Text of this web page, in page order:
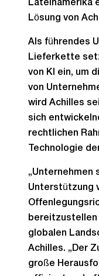
Lateinamerika
Lösung von
Als führendes
Lieferkette
von KI ein, um
von
wird Achilles
sich
rechtlichen
Technologie
„Unternehmen
Unterstützung
bereitzustellen
globalen
Achilles. „Der
große